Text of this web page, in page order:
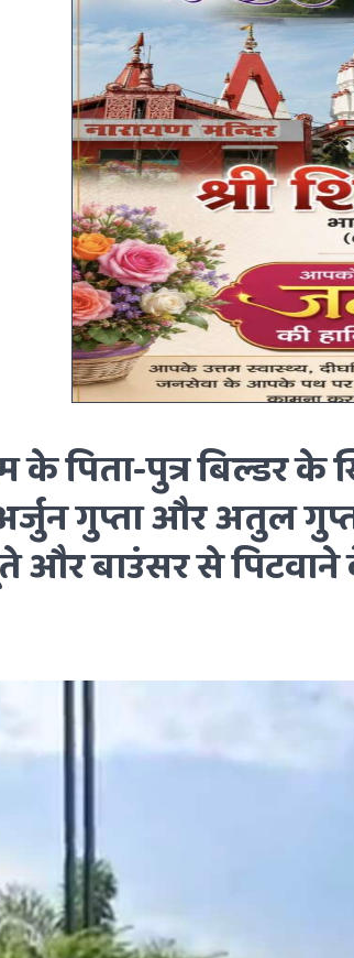
के पिता-पुत्र बिल्डर
गुप्ता और अतुल
और बाउंसर से पिटवाने